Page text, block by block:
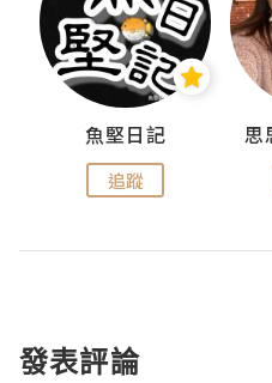
魚堅日記
追蹤
發表評論